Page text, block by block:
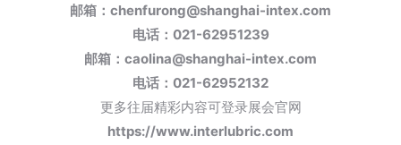
邮箱：chenfurong@shanghai-intex.com
电话： 021-62951239
邮箱：caolina@shanghai-intex.com
电话 ： 021-62952132
更多往届精彩内容可登录展会官网
https://www.interlubric.com